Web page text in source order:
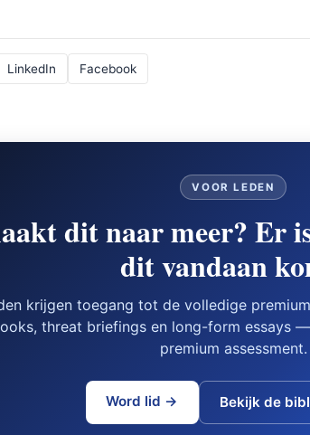
LinkedIn Facebook
VOOR LEDEN
dit naar meer? Er
dit vandaan
krijgen toegang tot de volledige
threat briefings en long-form essays
premium assessment.
Word lid → Bekijk de